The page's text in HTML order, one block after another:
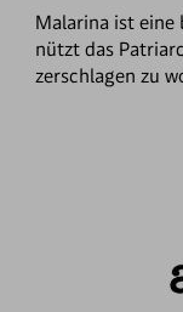
Malarina ist eine
nützt das
zerschlagen zu